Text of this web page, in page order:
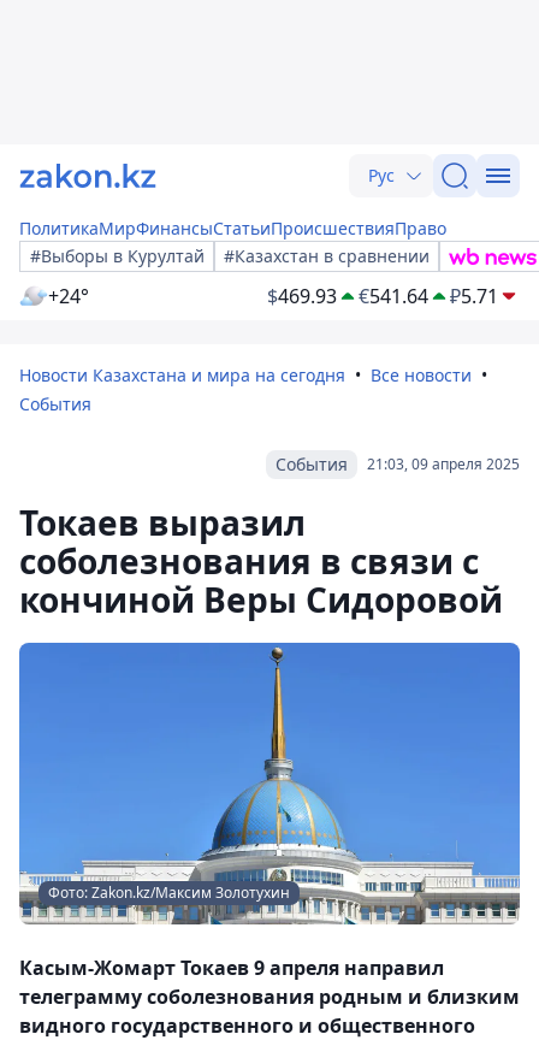
Рус
ПолитикаМирФинансыСтатьиПроисшествияПраво
#Выборы в Курултай
#Казахстан в сравнении
+24° $469.93 €541.64 ₽5.71
Новости Казахстана и мира на сегодня
Все новости
События
21:03, 09 апреля 2025
События
Токаев выразил
соболезнования в связи с
кончиной Веры Сидоровой
Фото: Zakon.kz/Максим Золотухин
Касым-Жомарт Токаев 9 апреля направил
телеграмму соболезнования родным и близким
видного государственного и общественного